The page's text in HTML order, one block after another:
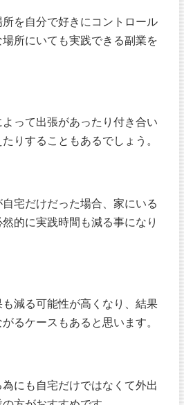
を自分で好きにコントロール
所にいても実践できる副業を
って出張があったり付き合い
りすることもあるでしょう。
宅だけだった場合、家にいる
的に実践時間も減る事になり
減る可能性が高くなり、結果
るケースもあると思います。
にも自宅だけではなくて外出